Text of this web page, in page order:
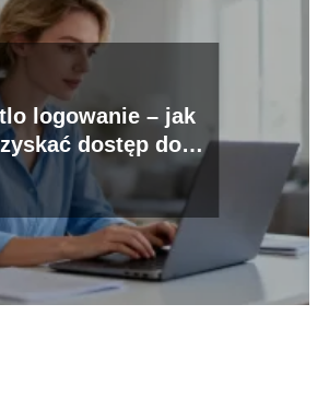
logowanie – jak
dostęp do
platformy?